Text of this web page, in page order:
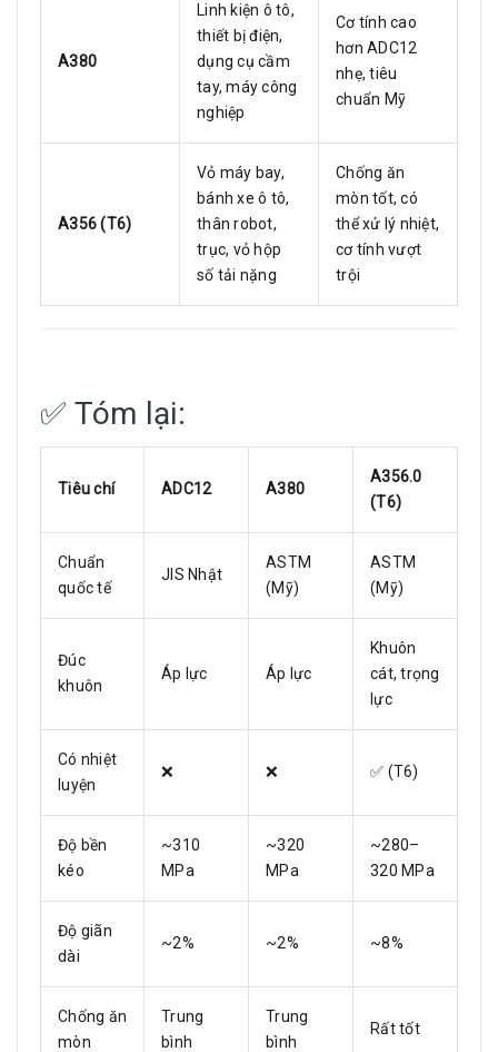
A380
Linh kiện ô tô,
thiết bị điện,
dụng cụ cầm
tay, máy công
nghiệp
Cơ tính cao
hơn ADC12
nhẹ, tiêu
chuẩn Mỹ
A356 (T6)
Vỏ máy bay,
bánh xe ô tô,
thân robot,
trục, vỏ hộp
số tải nặng
Chống ăn
mòn tốt, có
thể xử lý nhiệt,
cơ tính vượt
trội
✅ Tóm lại:
Tiêu chí ADC12 A380
A356.0
(T6)
Chuẩn
quốc tế
JIS Nhật
ASTM
(Mỹ)
ASTM
(Mỹ)
Đúc
khuôn
Áp lực Áp lực
Khuôn
cát, trọng
lực
Có nhiệt
luyện
❌ ❌ ✅ (T6)
Độ bền
kéo
~310
MPa
~320
MPa
~280–
320 MPa
Độ giãn
dài
~2% ~2% ~8%
Chống ăn
mòn
Trung
bình
Trung
bình
Rất tốt